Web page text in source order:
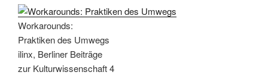
Workarounds:
Praktiken des Umwegs
ilinx, Berliner Beiträge
zur Kulturwissenschaft 4